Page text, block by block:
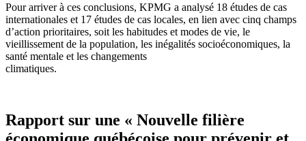
Pour arriver à ces conclusions, KPMG a analysé 18 études de cas
internationales et 17 études de cas locales, en lien avec cinq champs
d’action prioritaires, soit les habitudes et modes de vie, le
vieillissement de la population, les inégalités socioéconomiques, la
santé mentale et les changements
climatiques.
Rapport sur une « Nouvelle filière